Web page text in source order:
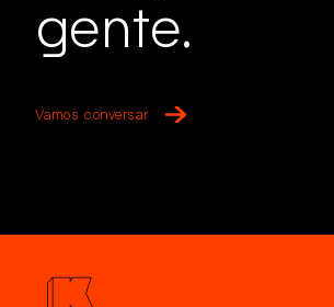
gente.
Vamos conversar